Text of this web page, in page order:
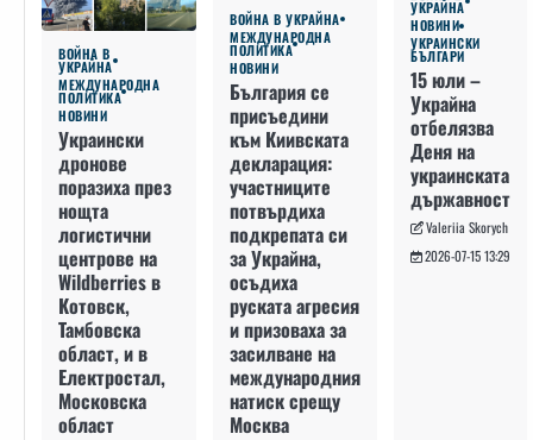
ВОЙНА В
УКРАЙНА
МЕЖДУНАРОДНА
ПОЛИТИКА
НОВИНИ
Украински
дронове
поразиха през
нощта
логистични
центрове на
Wildberries в
Котовск,
Тамбовска
област, и в
Електростал,
Московска
област
ВОЙНА В УКРАЙНА
МЕЖДУНАРОДНА
ПОЛИТИКА
НОВИНИ
България се
присъедини
към Киивската
декларация:
участниците
потвърдиха
подкрепата си
за Украйна,
осъдиха
руската агресия
и призоваха за
засилване на
международния
натиск срещу
Москва
УКРАЙНА
НОВИНИ
УКРАИНСКИ
БЪЛГАРИ
15 юли –
Украйна
отбелязва
Деня на
украинската
държавност
Valeriia Skorych
2026-07-15 13:29